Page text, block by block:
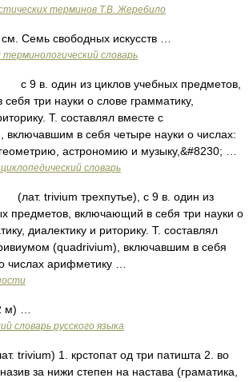
терминов Т.В. Жеребило
Семь свободных искусств …
терминологический словарь
в. один из циклов учебных предметов,
три науки о слове грамматику,
Т. составлял вместе с
включавшим в себя четыре науки о числах:
астрономию и музыку,&#8230; …
словарь
trivium трехпутье), с 9 в. один из
предметов, включающий в себя три науки о
диалектику и риторику. Т. составлял
(quadrivium), включавшим в себя
числах арифметику …
м) …
словарь русского языка
trivium) 1. крстопат од три патишта 2. во
за нижи степен на настава (граматика,